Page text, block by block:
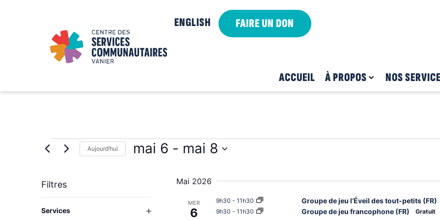
ENGLISH FAIRE UN DON
ACCUEIL À PROPOS NOS
Aujourd’hui mai 6 - mai 8
Filtres
modification
Services Ouvrir les filtres
Mai 2026
MER
6
9h30 - 11h30 Groupe de jeu l’Éveil des tout-petits (FR)
9h30 - 11h30 Groupe de jeu francophone (FR)
Gratuit